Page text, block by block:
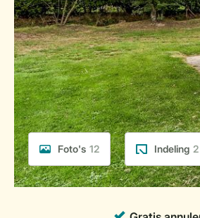
Foto's 12 Indeling 2